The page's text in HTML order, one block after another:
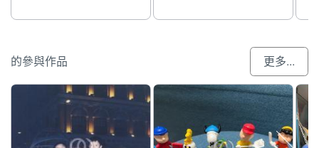
的參與作品 更多...